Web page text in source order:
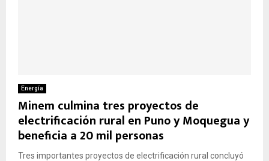
Energía
Minem culmina tres proyectos de
electrificación rural en Puno y Moquegua y
beneficia a 20 mil personas
Tres importantes proyectos de electrificación rural concluyó